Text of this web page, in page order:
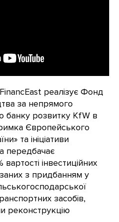
реалізує Фонд
за непрямого
банку розвитку KfW в
Європейського
та ініціативи
передбачає
інвестиційних
з придбанням у
засобів,
реконструкцію